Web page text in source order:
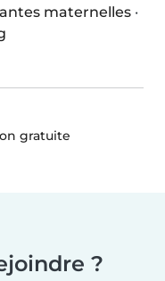
maternelles ·
gratuite
?